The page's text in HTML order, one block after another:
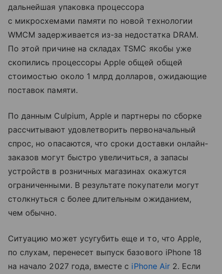
дальнейшая упаковка процессора
с микросхемами памяти по новой технологии
WMCM задерживается из-за недостатка DRAM.
По этой причине на складах TSMC якобы уже
скопились процессоры Apple общей общей
стоимостью около 1 млрд долларов, ожидающие
поставок памяти.
По данным Culpium, Apple и партнеры по сборке
рассчитывают удовлетворить первоначальный
спрос, но опасаются, что сроки доставки онлайн-
заказов могут быстро увеличиться, а запасы
устройств в розничных магазинах окажутся
ограниченными. В результате покупатели могут
столкнуться с более длительным ожиданием,
чем обычно.
Ситуацию может усугубить еще и то, что Apple,
по слухам, перенесет выпуск базового iPhone 18
на начало 2027 года, вместе с iPhone Air2. Если